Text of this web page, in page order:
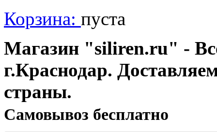
Корзина: пуста
Магазин "siliren.ru" -
г.Краснодар.
страны.
Cамовывоз бесплатно